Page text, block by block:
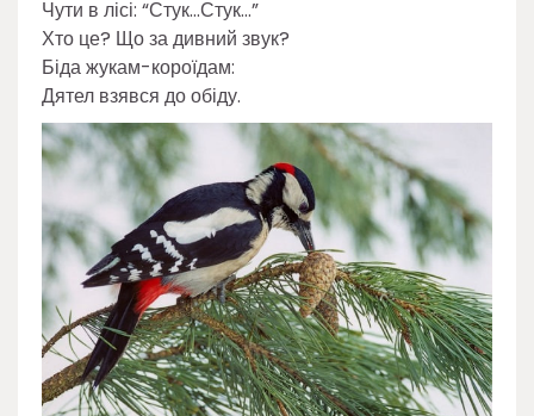
Чути в лісі: “Стук…Стук…”
Хто це? Що за дивний звук?
Біда жукам-короїдам:
Дятел взявся до обіду.